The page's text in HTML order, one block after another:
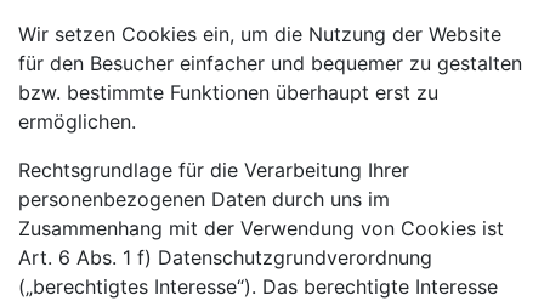
Wir setzen Cookies ein, um die Nutzung der Website
für den Besucher einfacher und bequemer zu gestalten
bzw. bestimmte Funktionen überhaupt erst zu
ermöglichen.
Rechtsgrundlage für die Verarbeitung Ihrer
personenbezogenen Daten durch uns im
Zusammenhang mit der Verwendung von Cookies ist
Art. 6 Abs. 1 f) Datenschutzgrundverordnung
(„berechtigtes Interesse“). Das berechtigte Interesse